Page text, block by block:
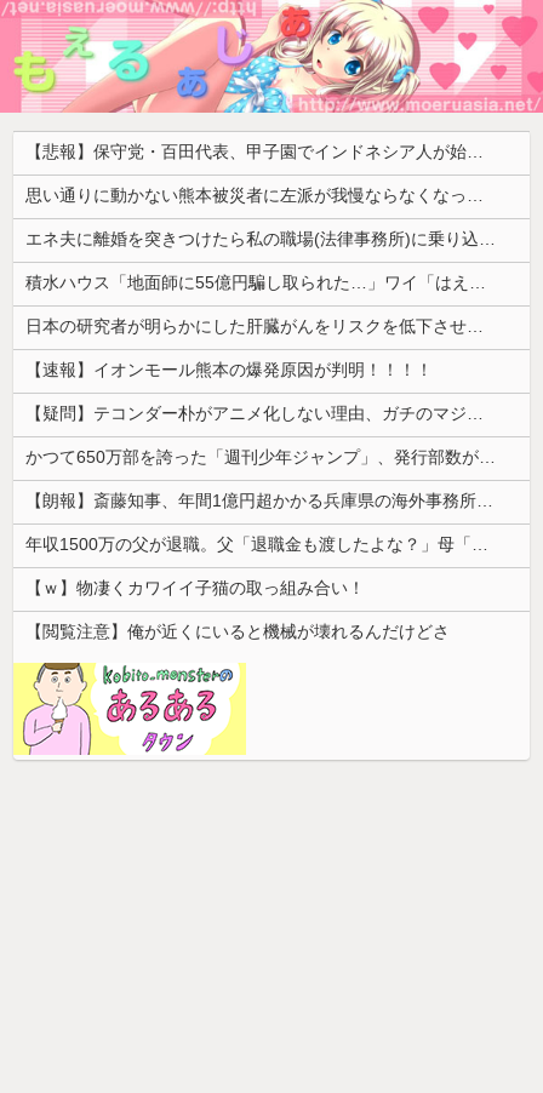
【悲報】保守党・百田代表、甲子園でインドネシア人が始球式登場に怒り「甲子園を政治利用するな！」
思い通りに動かない熊本被災者に左派が我慢ならなくなった模様、避難所で苦しむ被災者に対して……
エネ夫に離婚を突きつけたら私の職場(法律事務所)に乗り込んできた 堂々と「離婚の法律相談です。母の薦めでこちらに参りました」と言っているが、...
積水ハウス「地面師に55億円騙し取られた…」ワイ「はえーかわいそう…会社滅茶苦茶やろなぁ」
日本の研究者が明らかにした肝臓がんをリスクを低下させるために必要な緑茶の量←「そんなに飲めるかよ！」（海外の反応）
【速報】イオンモール熊本の爆発原因が判明！！！！
【疑問】テコンダー朴がアニメ化しない理由、ガチのマジで謎ｗｗｗｗ
かつて650万部を誇った「週刊少年ジャンプ」、発行部数が初の100万部割れ
【朗報】斎藤知事、年間1億円超かかる兵庫県の海外事務所を全廃へ
年収1500万の父が退職。父「退職金も渡したよな？」母「貯金なんてないよー」父「全部なくなったの！？」→予想外の返事に家族騒然となり…
【ｗ】物凄くカワイイ子猫の取っ組み合い！
【閲覧注意】俺が近くにいると機械が壊れるんだけどさ